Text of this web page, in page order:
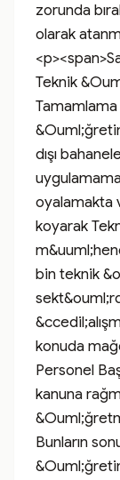
zorunda
olarak
Teknik
Tamamlama
dışı
oyalamakta
koyarak
bin teknik
konuda
Personel
kanuna
Bunların